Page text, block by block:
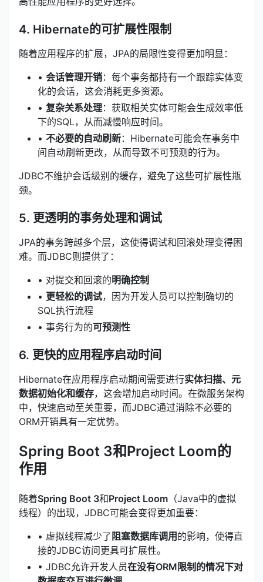
4. Hibernate的可扩展性限制
随着应用程序的扩展，JPA的局限性变得更加明显：
• 会话管理开销：每个事务都持有一个跟踪实体变
化的会话，这会消耗更多资源。
• 复杂关系处理：获取相关实体可能会生成效率低
下的SQL，从而减慢响应时间。
• 不必要的自动刷新：Hibernate可能会在事务中
间自动刷新更改，从而导致不可预测的行为。
JDBC不维护会话级别的缓存，避免了这些可扩展性瓶
颈。
5. 更透明的事务处理和调试
JPA的事务跨越多个层，这使得调试和回滚处理变得困
难。而JDBC则提供了：
• 对提交和回滚的明确控制
• 更轻松的调试，因为开发人员可以控制确切的
SQL执行流程
• 事务行为的可预测性
6. 更快的应用程序启动时间
Hibernate在应用程序启动期间需要进行实体扫描、元
数据初始化和缓存，这会增加启动时间。在微服务架构
中，快速启动至关重要，而JDBC通过消除不必要的
ORM开销具有一定优势。
Spring Boot 3和Project Loom的
作用
随着Spring Boot 3和Project Loom （Java中的虚拟
线程）的出现，JDBC可能会变得更加重要：
• 虚拟线程减少了 阻塞数据库调用 的影响，使得直
接的JDBC访问更具可扩展性。
• JDBC允许开发人员在没有ORM限制的情况下对